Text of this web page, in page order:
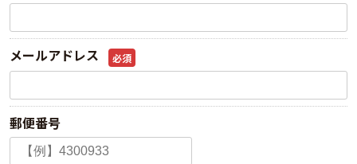
メールアドレス 必須
郵便番号